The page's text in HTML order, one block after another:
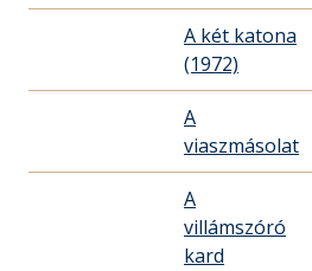
A két katona
(1972)
A
viaszmásolat
A
villámszóró
kard